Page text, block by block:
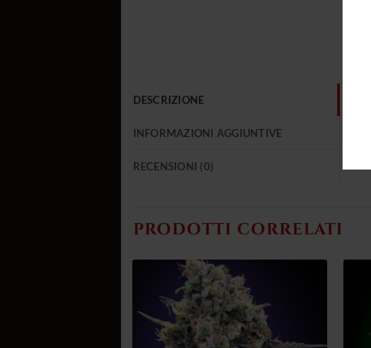
DESCRIZIONE
INFORMAZIONI AGGIUNTIVE
RECENSIONI (0)
PRODOTTI CORRELATI
desideri